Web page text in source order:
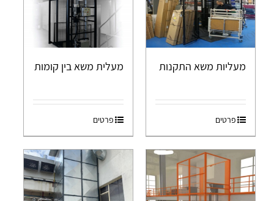
מעליות משא התקנות
פרטים
מעלית משא בין קומות
פרטים